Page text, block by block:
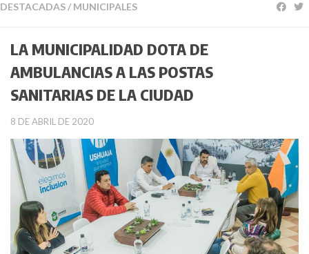
DESTACADAS/ MUNICIPALES
LA MUNICIPALIDAD DOTA DE
AMBULANCIAS A LAS POSTAS
SANITARIAS DE LA CIUDAD
8 DE ABRIL DE 2020